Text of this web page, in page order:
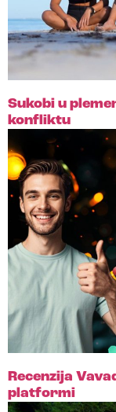
Sukobi u
konfliktu
Recenzija
platformi